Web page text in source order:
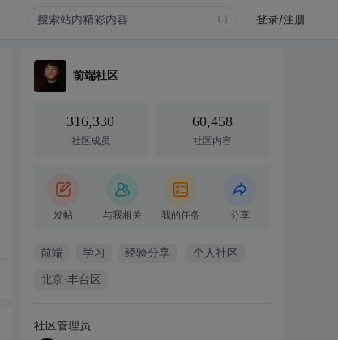
登录/注册
前端社区
316,330
社区成员
60,458
社区内容
发帖 与我相关 我的任务 分享
前端 学习 经验分享 个人社区
北京·丰台区
社区管理员